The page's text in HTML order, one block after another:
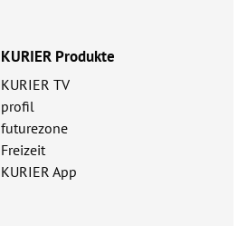
KURIER Produkte
KURIER TV
profil
futurezone
Freizeit
KURIER App